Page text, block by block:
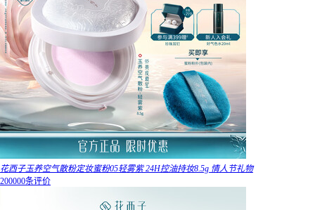
花西子玉养空气散粉定妆蜜粉05轻雾紫 24H控油持妆8.5g 情人节礼物
200000条评价